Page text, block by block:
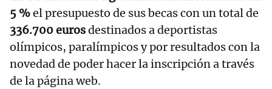
5 %el presupuesto de sus becas con un total de
336.700 eurosdestinados a deportistas
olímpicos, paralímpicos y por resultados con la
novedad de poder hacer la inscripción a través
de la página web.